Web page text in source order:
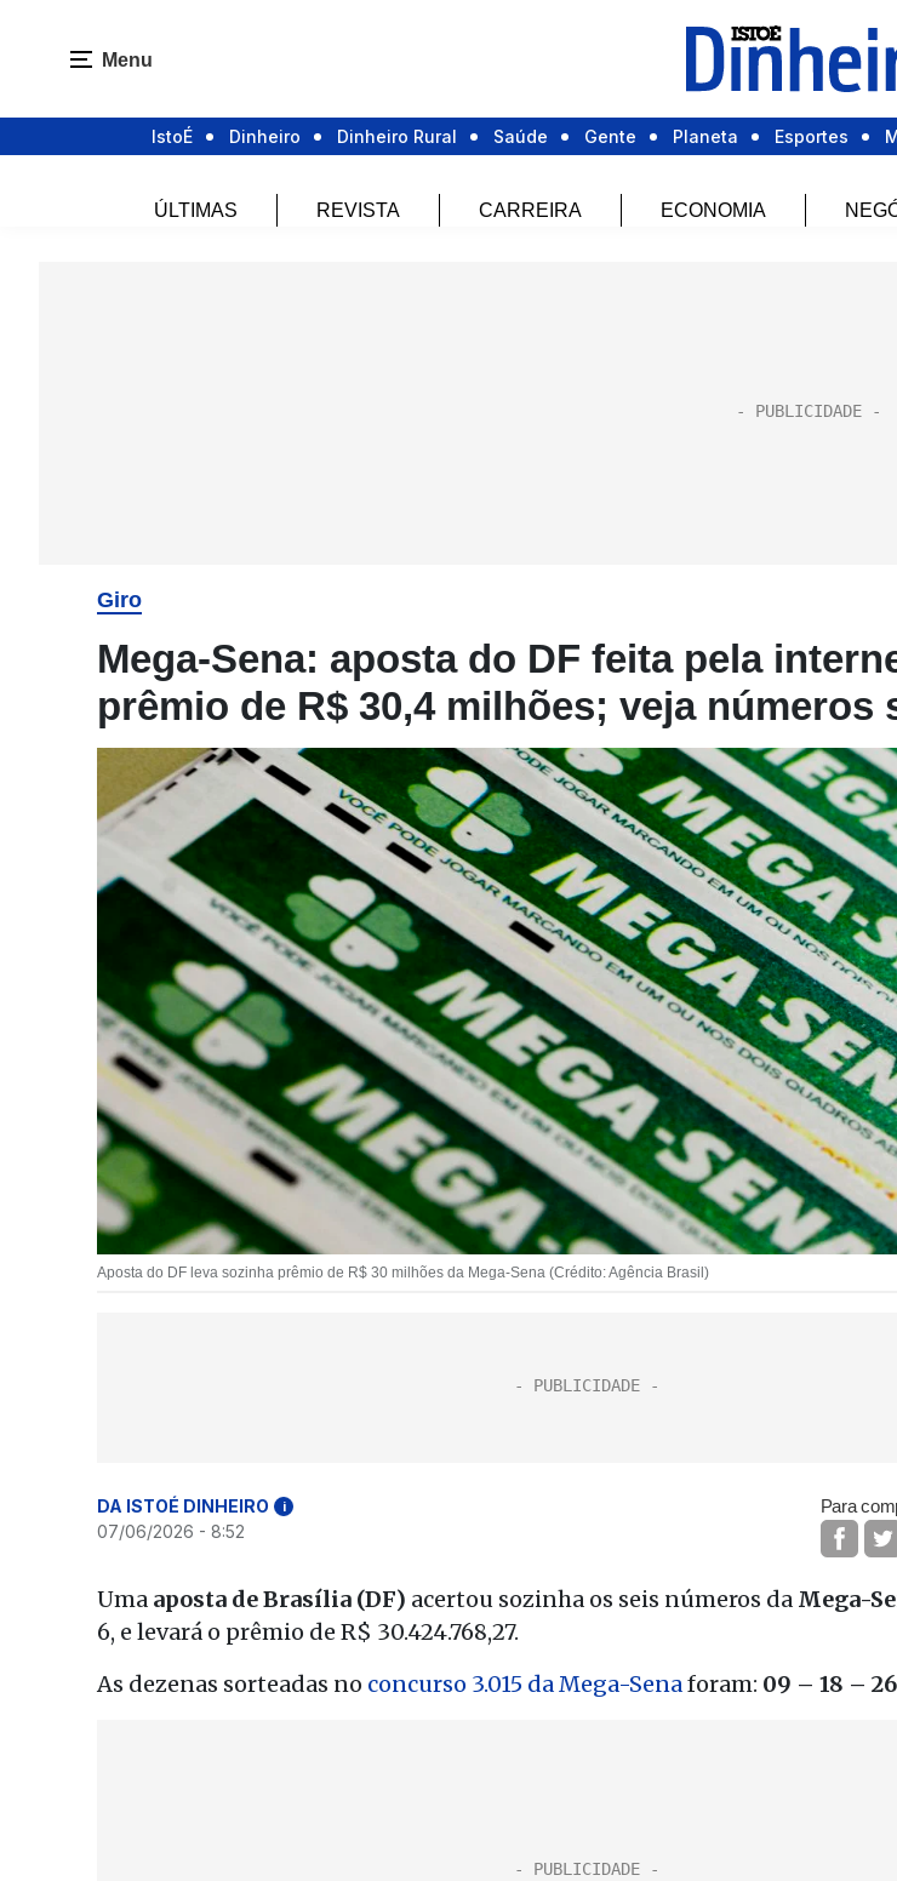
Menu
IstoÉ Dinheiro Dinheiro Rural Saúde Gente Planeta Esportes
ÚLTIMAS REVISTA CARREIRA ECONOMIA
Giro
Mega-Sena: aposta do DF feita pela
prêmio de R$ 30,4 milhões; veja números
Aposta do DF leva sozinha prêmio de R$ 30 milhões da Mega-Sena (Crédito: Agência Brasil)
DA ISTOÉ DINHEIRO i
07/06/2026 - 8:52
Para
Uma aposta de Brasília (DF) acertou sozinha os seis números da Mega-
6, e levará o prêmio de R$ 30.424.768,27.
As dezenas sorteadas no concurso 3.015 da Mega-Senaforam: 09 – 18 –